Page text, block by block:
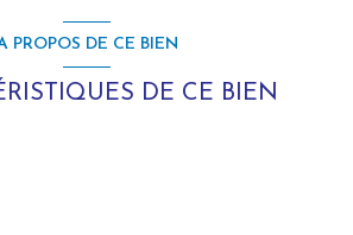
PROPOS DE CE BIEN
DE CE BIEN